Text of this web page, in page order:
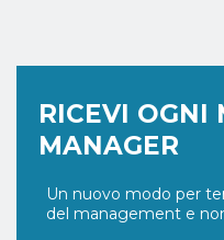
RICEVI OGNI
MANAGER
Un nuovo modo per
del management e